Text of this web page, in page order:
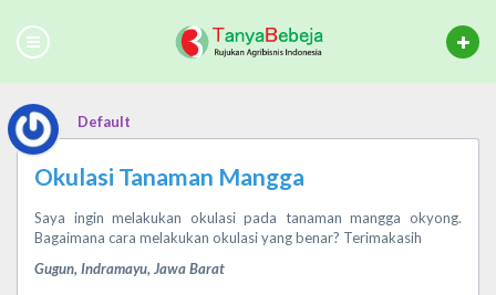
Default
Okulasi Tanaman Mangga
Saya ingin melakukan okulasi pada tanaman mangga okyong.
Bagaimana cara melakukan okulasi yang benar? Terimakasih
Gugun, Indramayu, Jawa Barat